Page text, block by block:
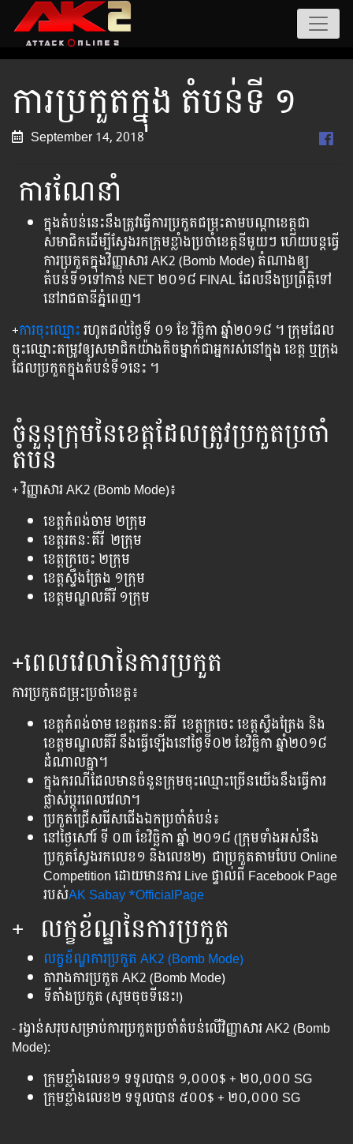
ការប្រកួតក្នុង តំបន់ទី​ ១
September 14, 2018
ការណែនាំ
ក្នុង​តំបន់​នេះ​នឹងត្រូវធ្វើការប្រកួតជម្រុះតាមបណ្តាខេត្តជា
សមាជិកដើម្បីស្វែងរកក្រុមខ្លាំងប្រចាំខេត្តនីមួយៗ ហើយបន្តធ្វើ
ការប្រកួតក្នុងវិញ្ញាសារ AK2 (Bomb Mode)​ ​តំណាង​ឲ្យ​
តំបន់ទី១ទៅ​កាន់​ NET ២០១៨ FINAL ដែល​នឹង​ប្រព្រឹត្តិទៅ​
នៅ​រាជធានីភ្នំពេញ។
+ការ​ចុះឈ្មោះរហូត​ដល់​ថ្ងៃ​ទី ០១ ខែ​ វិច្ឆិកា ​ឆ្នាំ​២០១៨​ ។ ក្រុម​ដែល​
ចុះ​ឈ្មោះ​តម្រូវ​ឲ្យ​​សមាជិកយ៉ាងតិចម្នាក់​ជា​អ្នក​រស់​នៅ​ក្នុង​ ខេត្ត​ ឬ​ក្រុង​
ដែល​ប្រកួត​ក្នុង​តំបន់​ទី​១​នេះ ។
ចំនួនក្រុមនៃខេត្តដែលត្រូវប្រកួតប្រចាំ
តំបន់
+ វិញ្ញាសារ AK2 (Bomb Mode)៖
ខេត្ត​កំពង់ចាម ២​ក្រុម
ខេត្តរតនៈគីរី ២ក្រុម
ខេត្តក្រចេះ​ ២ក្រុម
ខេត្ត​ស្ទឹងត្រែង ១ក្រុម
ខេត្ត​មណ្ឌលគីរី ១ក្រុម
+ពេល​វេលា​នៃ​ការ​ប្រកួត
ការ​ប្រកួតជម្រុះប្រចាំ​​ខេត្ត​៖
ខេត្ត​កំពង់​ចាម ខេត្ត​រតនៈគីរី ​ ខេត្តក្រចេះ ខេត្តស្ទឹងត្រែង និង​
ខេត្ត​មណ្ឌលគីរី ​​នឹង​ធ្វើ​ឡើង​នៅ​ថ្ងៃ​ទី​០២ ខែ​វិច្ឆិកា ឆ្នាំ​២០១៨
ដំណាល​គ្នា។
ក្នុងករណីដែលមានចំនួនក្រុមចុះឈ្មោះច្រើនយើងនឹងធ្វើការ
ផ្លាស់ប្ដូរពេលវេលា។
ប្រកួតជ្រើស​រើស​ជើង​ឯក​ប្រចាំ​តំបន់​៖
នៅ​ថ្ងៃ​សៅរ៍ ទី ០៣ ខែវិច្ឆិកា ឆ្នាំ​ ២០១៨ (ក្រុមទាំងអស់នឹង
ប្រកួតស្វែងរកលេខ១ និង​លេខ២) ជា​ប្រកួត​តាម​បែប​ Online
Competition ដោយមានការ Live ផ្ទាល់ពី Facebook Page
របស់AK Sabay *OfficialPage
+ ​ លក្ខខ័ណ្ឌ​នៃ​ការ​ប្រកួត
លក្ខខ័ណ្ឌការ​ប្រកួត​ AK2 (Bomb Mode)
តារាង​ការ​ប្រកួត​ AK2​​​​​​ (Bomb Mode)
ទីតាំង​ប្រកួត​ (សូម​ចុច​ទី​នេះ​!)
-​ រង្វាន់​សរុបសម្រាប់​ការ​ប្រកួត​ប្រចាំ​តំបន់លើវិញ្ញាសារ AK2 (Bomb
Mode):
ក្រុម​ខ្លាំង​លេខ​១ ទទួល​បាន​ ១,០០០$ + ២០,០០០ SG
ក្រុម​ខ្លាំង​លេខ​២ ទទួល​បាន​ ៥០០$ + ២០,០០០ SG